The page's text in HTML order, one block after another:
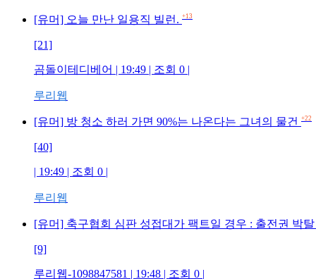
[유머] 오늘 만난 일용직 빌런. +13
[21]
곰돌이테디베어 | 19:49 | 조회 0 |
루리웹
[유머] 방 청소 하러 가면 90%는 나온다는 그녀의 물건 +22
[40]
| 19:49 | 조회 0 |
루리웹
[유머] 축구협회 심판 성접대가 팩트일 경우 : 출전권 박탈
[9]
루리웹-1098847581 | 19:48 | 조회 0 |